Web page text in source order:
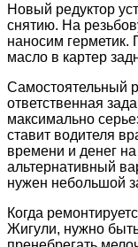
Новый редуктор
снятию. На
наносим герметик.
масло в картер
Самостоятельный
ответственная
максимально
ставит водителя
времени и денег
альтернативный
нужен небольшой
Когда
Жигули, нужно